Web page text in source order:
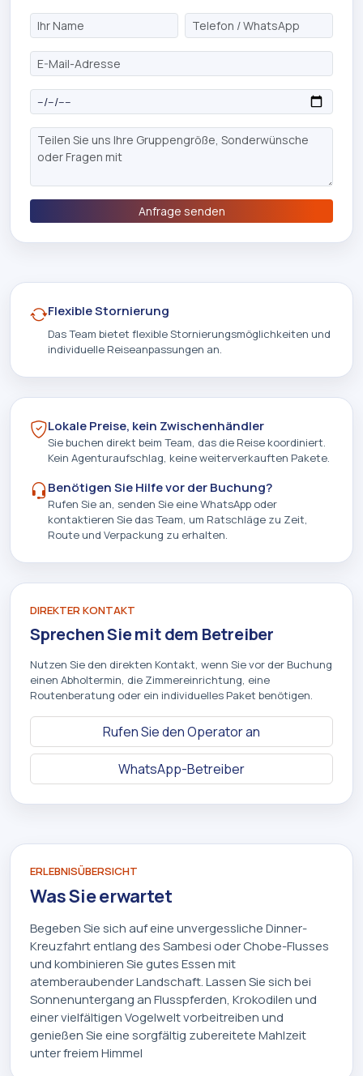
Anfrage senden
Flexible Stornierung
Das Team bietet flexible Stornierungsmöglichkeiten und
individuelle Reiseanpassungen an.
Lokale Preise, kein Zwischenhändler
Sie buchen direkt beim Team, das die Reise koordiniert.
Kein Agenturaufschlag, keine weiterverkauften Pakete.
Benötigen Sie Hilfe vor der Buchung?
Rufen Sie an, senden Sie eine WhatsApp oder
kontaktieren Sie das Team, um Ratschläge zu Zeit,
Route und Verpackung zu erhalten.
DIREKTER KONTAKT
Sprechen Sie mit dem Betreiber
Nutzen Sie den direkten Kontakt, wenn Sie vor der Buchung
einen Abholtermin, die Zimmereinrichtung, eine
Routenberatung oder ein individuelles Paket benötigen.
Rufen Sie den Operator an
WhatsApp-Betreiber
ERLEBNISÜBERSICHT
Was Sie erwartet
Begeben Sie sich auf eine unvergessliche Dinner-
Kreuzfahrt entlang des Sambesi oder Chobe-Flusses
und kombinieren Sie gutes Essen mit
atemberaubender Landschaft. Lassen Sie sich bei
Sonnenuntergang an Flusspferden, Krokodilen und
einer vielfältigen Vogelwelt vorbeitreiben und
genießen Sie eine sorgfältig zubereitete Mahlzeit
unter freiem Himmel